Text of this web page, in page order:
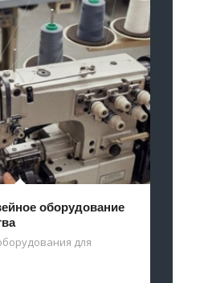
оборудование
для